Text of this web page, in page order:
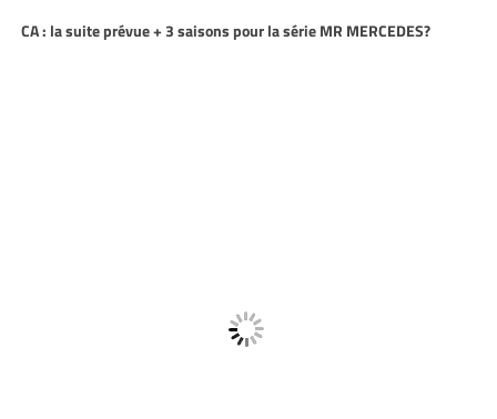
CA : la suite prévue + 3 saisons pour la série MR MERCEDES?